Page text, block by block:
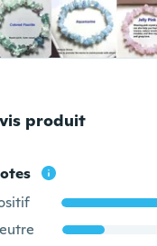
produit